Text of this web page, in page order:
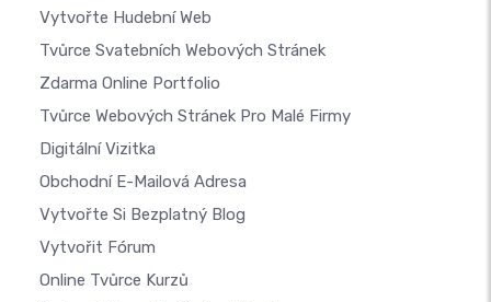
Vytvořte Hudební Web
Tvůrce Svatebních Webových Stránek
Zdarma Online Portfolio
Tvůrce Webových Stránek Pro Malé Firmy
Digitální Vizitka
Obchodní E-Mailová Adresa
Vytvořte Si Bezplatný Blog
Vytvořit Fórum
Online Tvůrce Kurzů